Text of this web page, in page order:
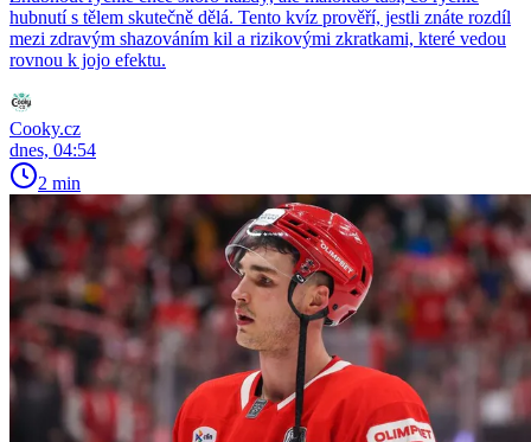
hubnutí s tělem skutečně dělá. Tento kvíz prověří, jestli znáte rozdíl
mezi zdravým shazováním kil a rizikovými zkratkami, které vedou
rovnou k jojo efektu.
Cooky.cz
dnes, 04:54
2 min